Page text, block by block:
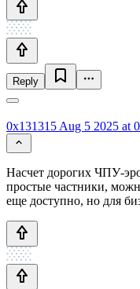
Reply
0x131315 Aug 5 2025 at
Насчет дорогих ЧПУ-
простые частники,
еще доступно, но для